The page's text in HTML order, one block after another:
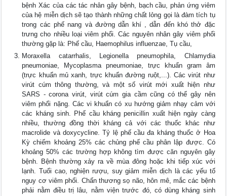
bệnh Xác của các tác nhân gây bệnh, bạch cầu, phản ứng viêm
của hệ miễn dịch sẽ tạo thành những chất lỏng gọi là đàm tích tụ
trong các phế nang và đường dẫn khí , dẫn đến khó thở đặc
trưng cho nhiều loại viêm phổi. Các nguyên nhân gây viêm phổi
thường gặp là: Phế cầu, Haemophilus influenzae, Tụ cầu,
Moraxella catarrhalis, Legionella pneumophila, Chlamydia
pneumoniae, Mycoplasma pneumoniae, trực khuẩn gram âm
(trực khuẩn mủ xanh, trực khuẩn đường ruột,...). Các virút như
virút cúm thông thường, và một số virút mới xuất hiện như
SARS - corona virút, virút cúm gia cầm cũng có thể gây nên
viêm phổi nặng. Các vi khuẩn có xu hướng giảm nhạy cảm với
các kháng sinh. Phế cầu kháng penicillin xuất hiện ngày càng
nhiều, thường đồng thời kháng cả với các thuốc khác như
macrolide và doxycycline. Tỷ lệ phế cầu đa kháng thuốc ở Hoa
Kỳ chiếm khoảng 25% các chủng phế cầu phân lập được. Có
khoảng 50% các trường hợp không tìm được căn nguyên gây
bệnh. Bệnh thường xảy ra về mùa đông hoặc khi tiếp xúc với
lạnh. Tuổi cao, nghiện rượu, suy giảm miễn dịch là các yếu tố
nguy cơ viêm phổi. Chấn thương sọ não, hôn mê, mắc các bệnh
phải nằm điều trị lâu, nằm viện trước đó, có dùng kháng sinh